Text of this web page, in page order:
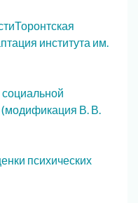
Торонтская
института им.
социальной
В. В.
психических